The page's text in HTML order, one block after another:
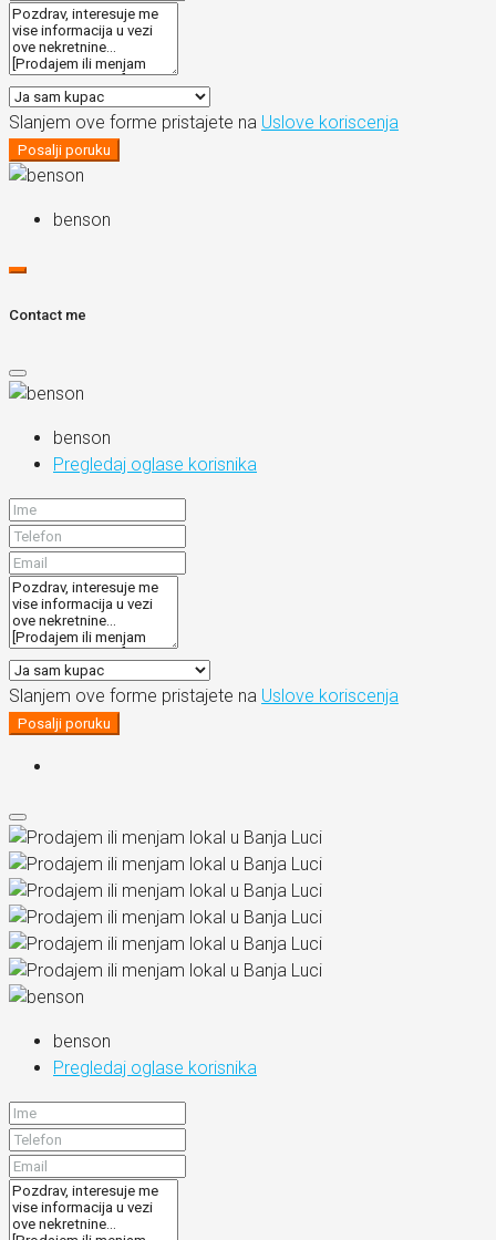
Slanjem ove forme pristajete na Uslove koriscenja
Posalji poruku
benson
Contact me
benson
Pregledaj oglase korisnika
Slanjem ove forme pristajete na Uslove koriscenja
Posalji poruku
benson
Pregledaj oglase korisnika